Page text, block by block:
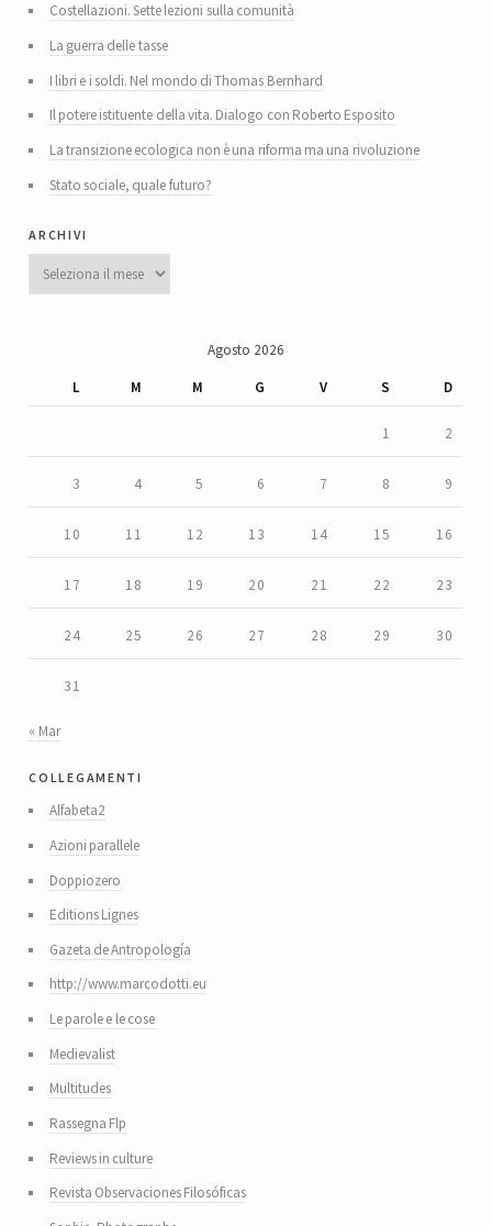
Costellazioni. Sette lezioni sulla comunità
La guerra delle tasse
I libri e i soldi. Nel mondo di Thomas Bernhard
Il potere istituente della vita. Dialogo con Roberto Esposito
La transizione ecologica non è una riforma ma una rivoluzione
Stato sociale, quale futuro?
archivi
Archivi
Agosto 2026
L
M M G V S D
1 2
3 4 5 6 7 8 9
10 11 12 13 14 15 16
17 18 19 20 21 22 23
24 25 26 27 28 29 30
31
« Mar
collegamenti
Alfabeta2
Azioni parallele
Doppiozero
Editions Lignes
Gazeta de Antropología
http://www.marcodotti.eu
Le parole e le cose
Medievalist
Multitudes
Rassegna Flp
Reviews in culture
Revista Observaciones Filosóficas